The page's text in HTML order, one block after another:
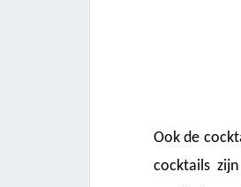
Ook de
cocktails